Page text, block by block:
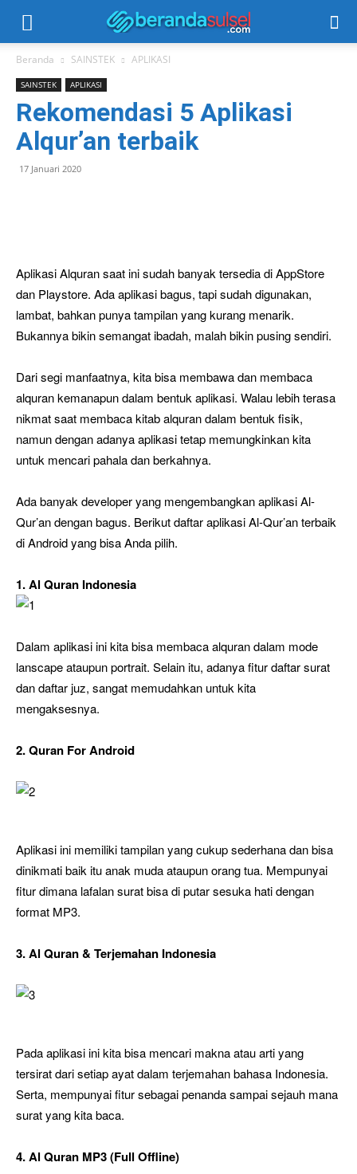
Beranda SAINSTEK APLIKASI
SAINSTEK APLIKASI
Rekomendasi 5 Aplikasi
Alqur’an terbaik
17 Januari 2020
Aplikasi Alquran saat ini sudah banyak tersedia di AppStore
dan Playstore. Ada aplikasi bagus, tapi sudah digunakan,
lambat, bahkan punya tampilan yang kurang menarik.
Bukannya bikin semangat ibadah, malah bikin pusing sendiri.
Dari segi manfaatnya, kita bisa membawa dan membaca
alquran kemanapun dalam bentuk aplikasi. Walau lebih terasa
nikmat saat membaca kitab alquran dalam bentuk fisik,
namun dengan adanya aplikasi tetap memungkinkan kita
untuk mencari pahala dan berkahnya.
Ada banyak developer yang mengembangkan aplikasi Al-
Qur’an dengan bagus. Berikut daftar aplikasi Al-Qur’an terbaik
di Android yang bisa Anda pilih.
1. Al Quran Indonesia
Dalam aplikasi ini kita bisa membaca alquran dalam mode
lanscape ataupun portrait. Selain itu, adanya fitur daftar surat
dan daftar juz, sangat memudahkan untuk kita
mengaksesnya.
2. Quran For Android
Aplikasi ini memiliki tampilan yang cukup sederhana dan bisa
dinikmati baik itu anak muda ataupun orang tua. Mempunyai
fitur dimana lafalan surat bisa di putar sesuka hati dengan
format MP3.
3. Al Quran & Terjemahan Indonesia
Pada aplikasi ini kita bisa mencari makna atau arti yang
tersirat dari setiap ayat dalam terjemahan bahasa Indonesia.
Serta, mempunyai fitur sebagai penanda sampai sejauh mana
surat yang kita baca.
4. Al Quran MP3 (Full Offline)